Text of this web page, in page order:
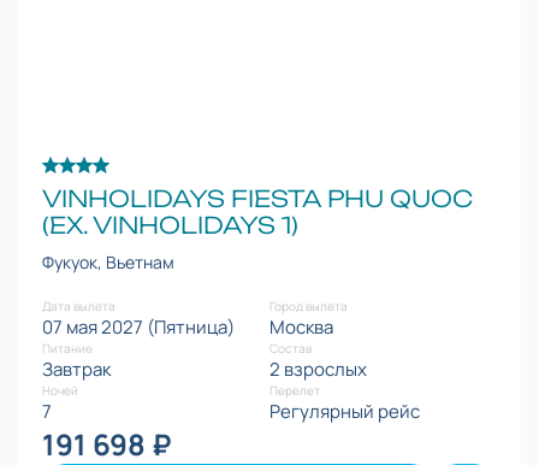
VINHOLIDAYS FIESTA PHU QUOC
(EX. VINHOLIDAYS 1)
Фукуок, Вьетнам
Дата вылета
07 мая 2027 (Пятница)
Город вылета
Москва
Питание
Завтрак
Состав
2 взрослых
Ночей
7
Перелет
Регулярный рейс
191 698 ₽